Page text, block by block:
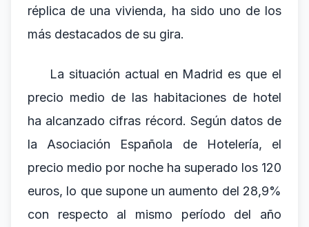
réplica de una vivienda, ha sido uno de los
más destacados de su gira.
La situación actual en Madrid es que el
precio medio de las habitaciones de hotel
ha alcanzado cifras récord. Según datos de
la Asociación Española de Hotelería, el
precio medio por noche ha superado los 120
euros, lo que supone un aumento del 28,9%
con respecto al mismo período del año